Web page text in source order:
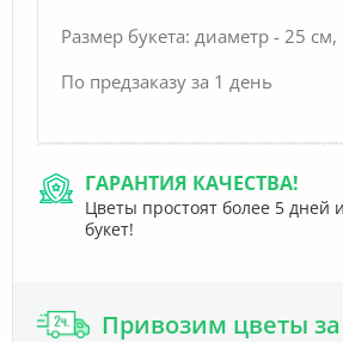
Размер букета: диаметр - 25
По предзаказу за 1 день
ГАРАНТИЯ КАЧЕСТВА!
Цветы простоят более 5
букет!
Привозим цветы за